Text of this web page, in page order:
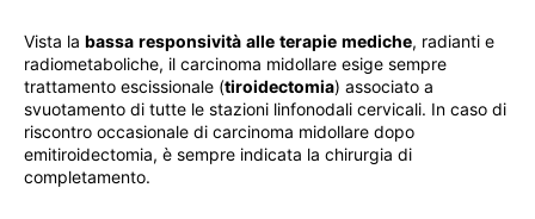
Vista la bassa responsività alle terapie mediche, radianti e
radiometaboliche, il carcinoma midollare esige sempre
trattamento escissionale (tiroidectomia) associato a
svuotamento di tutte le stazioni linfonodali cervicali. In caso di
riscontro occasionale di carcinoma midollare dopo
emitiroidectomia, è sempre indicata la chirurgia di
completamento.